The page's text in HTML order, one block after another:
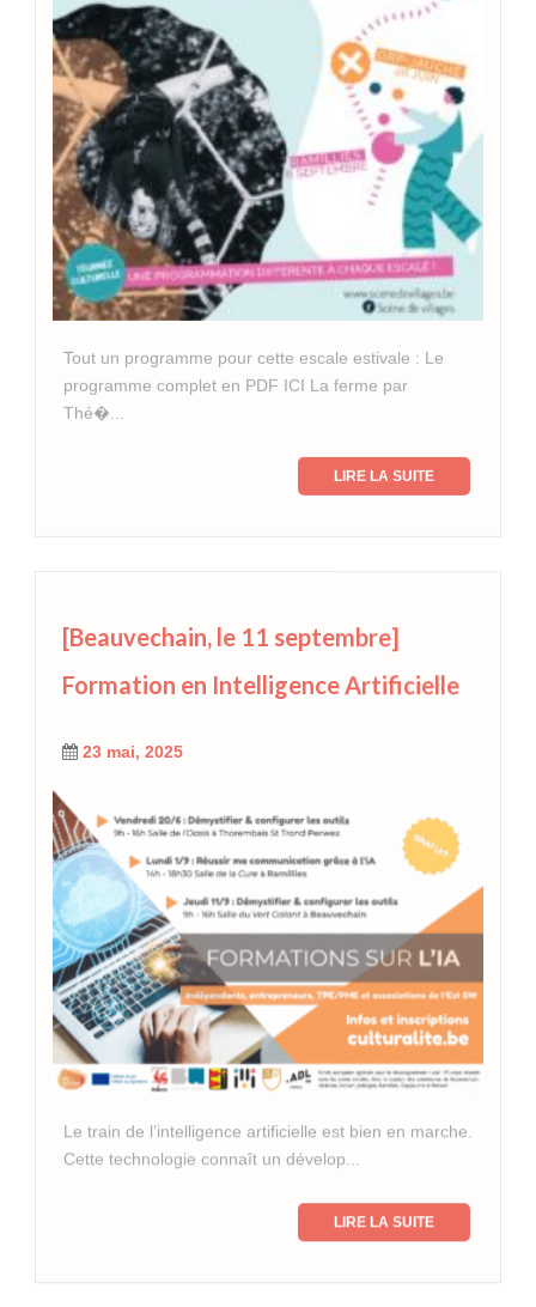
Tout un programme ​pour cette escale estivale : Le
programme complet en PDF ICI La ferme par
Thé�...
LIRE LA SUITE
[Beauvechain, le 11 septembre]
Formation en Intelligence Artificielle
23 mai, 2025
Le train de l’intelligence artificielle est bien en marche.
Cette technologie connaît un dévelop...
LIRE LA SUITE